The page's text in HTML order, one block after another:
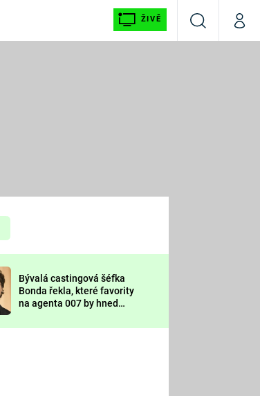
ŽIVĚ
VyhledáváníMůj
Prima LAJK
Sledujte nás
Bývalá castingová šéfka
Bonda řekla, které favority
na agenta 007 by hned